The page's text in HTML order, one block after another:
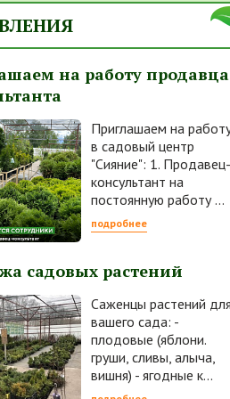
на работу
Приглашаем на
в садовый центр
"Сияние": 1. Продавец-
консультант на
постоянную работу ...
подробнее
садовых растений
Саженцы растений для
вашего сада: -
плодовые (яблони.
груши, сливы, алыча,
вишня) - ягодные к...